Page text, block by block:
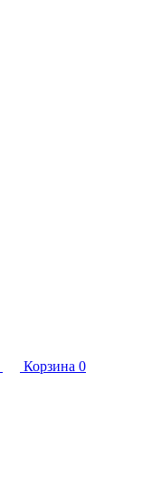
Корзина 0